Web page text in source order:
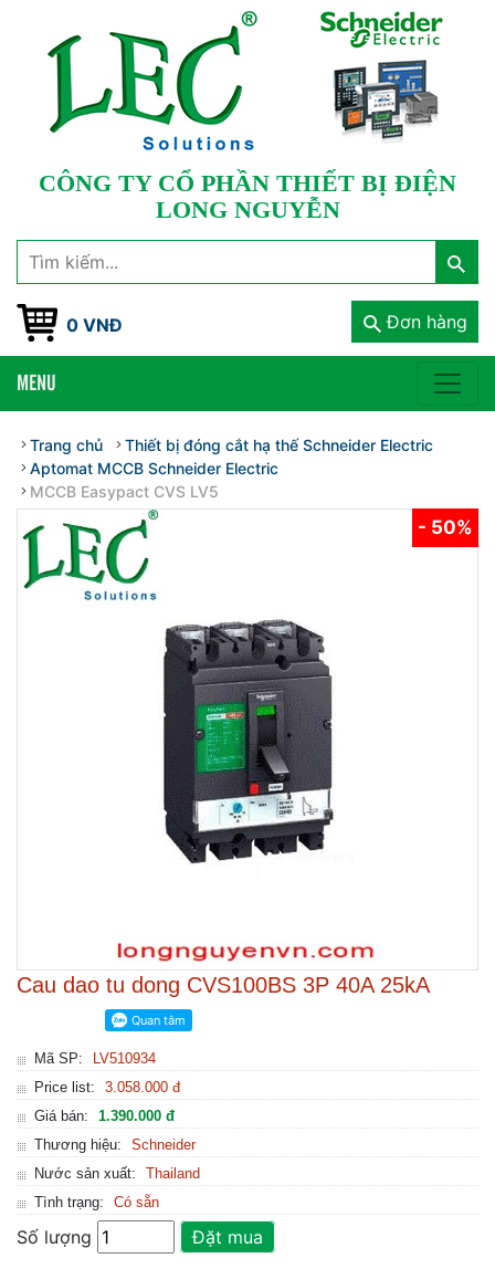
CÔNG TY CỔ PHẦN THIẾT BỊ ĐIỆN
LONG NGUYỄN
0 VNĐ Đơn hàng
MENU
Trang chủ
Thiết bị đóng cắt hạ thế Schneider Electric
Aptomat MCCB Schneider Electric
MCCB Easypact CVS LV5
- 50%
Cau dao tu dong CVS100BS 3P 40A 25kA
Mã SP:
LV510934
Price list:
3.058.000 đ
Giá bán:
1.390.000 đ
Thương hiệu:
Schneider
Nước sản xuất:
Thailand
Tình trạng:
Có sẵn
Số lượng Đặt mua